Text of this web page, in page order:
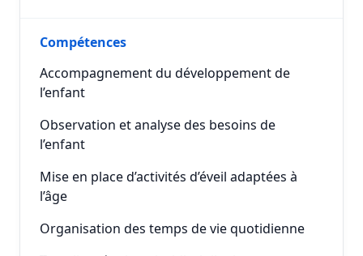
Compétences
Accompagnement du développement de
l’enfant
Observation et analyse des besoins de
l’enfant
Mise en place d’activités d’éveil adaptées à
l’âge
Organisation des temps de vie quotidienne